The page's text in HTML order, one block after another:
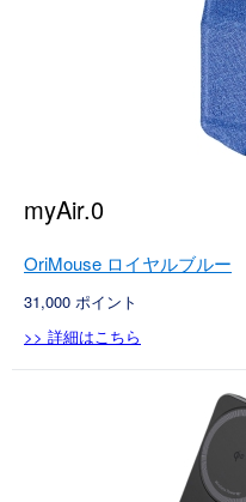
myAir.0
OriMouse ロイヤルブルー
31,000 ポイント
>> 詳細はこちら